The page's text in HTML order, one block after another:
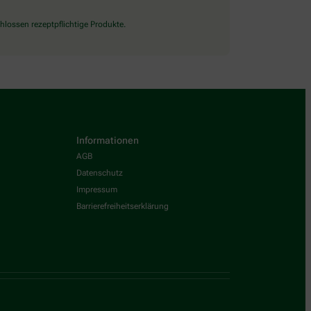
rezeptpflichtige Produkte.
Informationen
AGB
Datenschutz
Impressum
Barrierefreiheitserklärung